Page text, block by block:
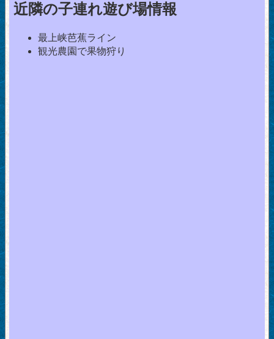
近隣の子連れ遊び場情報
最上峡芭蕉ライン
観光農園で果物狩り